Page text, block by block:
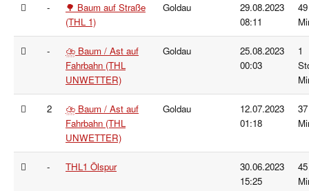
-
🌳 Baum auf Straße
(THL 1)
Goldau
29.08.2023
08:11
49
-
⛈️ Baum / Ast auf
Fahrbahn (THL
UNWETTER)
Goldau
25.08.2023
00:03
1
2
⛈️ Baum / Ast auf
Fahrbahn (THL
UNWETTER)
Goldau
12.07.2023
01:18
37
- THL1 Ölspur
30.06.2023
15:25
45